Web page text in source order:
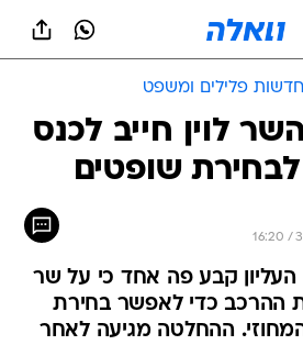
חדשות פלילים ומשפט
לוין חייב לכנס
שופטים
קבע פה אחד כי על שר
ההרכב כדי לאפשר בחירת
ההחלטה מגיעה לאחר